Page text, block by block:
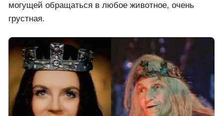
могущей обращаться в любое животное, очень
грустная.